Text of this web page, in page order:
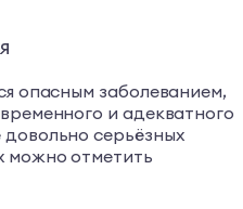
опасным заболеванием,
и адекватного
серьёзных
можно отметить